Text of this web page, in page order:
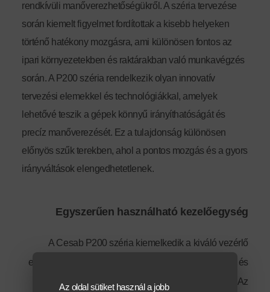
Az oldal sütiket használ a jobb
rendkívüli manőverezhetőségükről. A széria tervezése
során kiemelt figyelmet fordítottak a kisebb helyeken
történő hatékony mozgásra, ami különösen fontos az
ipari környezetekben és raktárakban való munkavégzés
során. A P200 széria rendelkezik olyan innovatív
tervezési elemekkel és technológiákkal, amelyek
lehetővé teszik a gépek könnyű irányíthatóságát és
precíz manőverezését. Ez a tulajdonság különösen
előnyös szűk terekben, ahol a pontos mozgás és a gyors
irányváltások elengedhetetlenek.
Egyszerűen használható kezelőegység
A Cesab P200 széria kiemelkedik a kiváló vezérlő
egységével, amely az emelőgépek működtetésének és
irányításának kifinomult technológiáját képviseli. Az